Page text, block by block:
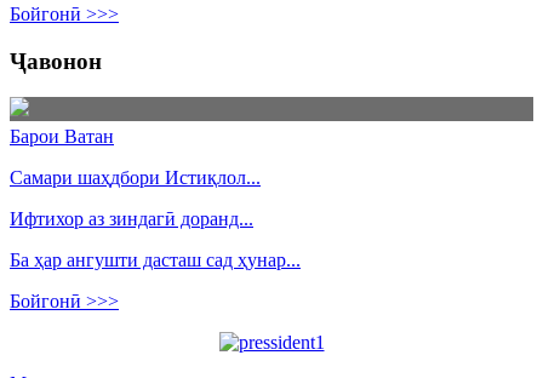
Бойгонӣ >>>
Ҷавонон
Барои Ватан
Самари шаҳдбори Истиқлол...
Ифтихор аз зиндагӣ доранд...
Ба ҳар ангушти дасташ сад ҳунар...
Бойгонӣ >>>